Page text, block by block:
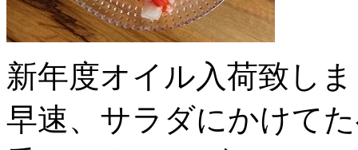
新年度オイル入荷致し
早速、サラダにかけて